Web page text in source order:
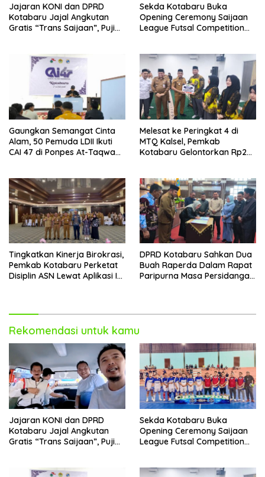
Jajaran KONI dan DPRD
Kotabaru Jajal Angkutan
Gratis “Trans Saijaan”, Puji
Sekda Kotabaru Buka
Opening Ceremony Saijaan
League Futsal Competition
Gaungkan Semangat Cinta
Alam, 50 Pemuda LDII Ikuti
CAI 47 di Ponpes At-Taqwa
Melesat ke Peringkat 4 di
MTQ Kalsel, Pemkab
Kotabaru Gelontorkan Rp265
Tingkatkan Kinerja Birokrasi,
Pemkab Kotabaru Perketat
Disiplin ASN Lewat Aplikasi I-
DPRD Kotabaru Sahkan Dua
Buah Raperda Dalam Rapat
Paripurna Masa Persidangan
Rekomendasi untuk kamu
Jajaran KONI dan DPRD
Kotabaru Jajal Angkutan
Gratis “Trans Saijaan”, Puji
Sekda Kotabaru Buka
Opening Ceremony Saijaan
League Futsal Competition